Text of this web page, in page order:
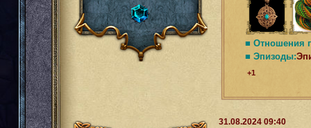
■ Отношения
■ Эпизоды:
+1
31.08.2024 09:40